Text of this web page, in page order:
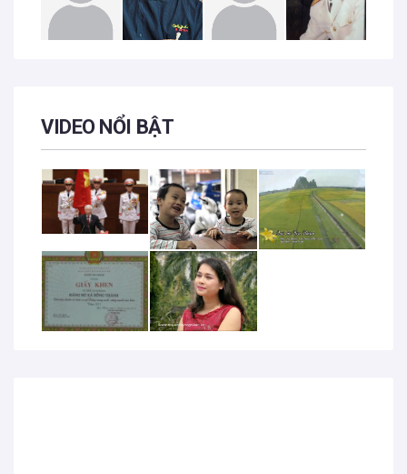
VIDEO NỔI BẬT